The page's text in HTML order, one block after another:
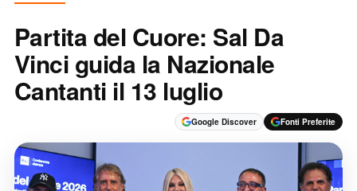
Partita del Cuore: Sal Da
Vinci guida la Nazionale
Cantanti il 13 luglio
Google Discover Fonti Preferite